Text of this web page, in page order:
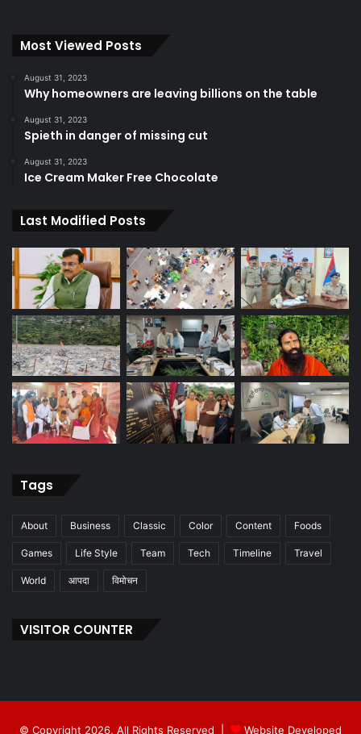
Most Viewed Posts
August 31, 2023
Why homeowners are leaving billions on the table
August 31, 2023
Spieth in danger of missing cut
August 31, 2023
Ice Cream Maker Free Chocolate
Last Modified Posts
Tags
About Business Classic Color Content Foods
Games Life Style Team Tech Timeline Travel
World आपदा विमोचन
VISITOR COUNTER
© Copyright 2026, All Rights Reserved | Website Developed